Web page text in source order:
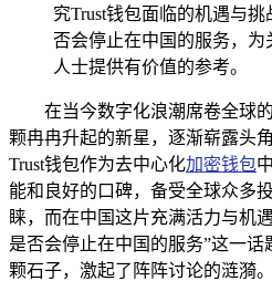
究Trust钱包面临的机遇与
否会停止在中国的服务，为
人士提供有价值的参考。
在当今数字化浪潮席卷全球
颗冉冉升起的新星，逐渐崭露头
Trust钱包作为去中心化加密钱包
能和良好的口碑，备受全球众多
睐，而在中国这片充满活力与机
是否会停止在中国的服务”这一
颗石子，激起了阵阵讨论的涟漪